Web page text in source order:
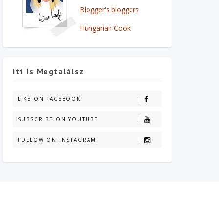
Blogger's bloggers
Hungarian Cook
Itt Is Megtalálsz
LIKE ON FACEBOOK
SUBSCRIBE ON YOUTUBE
FOLLOW ON INSTAGRAM